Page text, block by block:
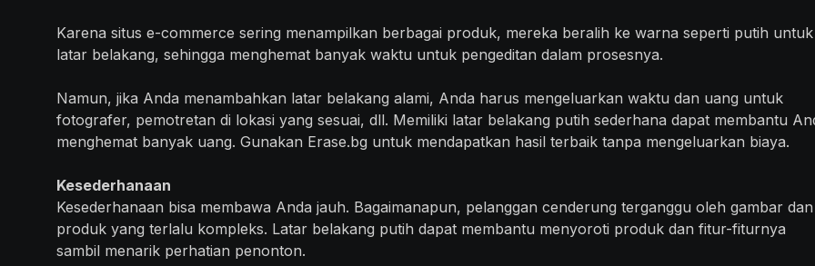
Karena situs e-commerce sering menampilkan berbagai produk, mereka beralih ke warna seperti putih untuk
latar belakang, sehingga menghemat banyak waktu untuk pengeditan dalam prosesnya.
Namun, jika Anda menambahkan latar belakang alami, Anda harus mengeluarkan waktu dan uang untuk
fotografer, pemotretan di lokasi yang sesuai, dll. Memiliki latar belakang putih sederhana dapat membantu
menghemat banyak uang. Gunakan Erase.bg untuk mendapatkan hasil terbaik tanpa mengeluarkan biaya.
Kesederhanaan
Kesederhanaan bisa membawa Anda jauh. Bagaimanapun, pelanggan cenderung terganggu oleh gambar dan
produk yang terlalu kompleks. Latar belakang putih dapat membantu menyoroti produk dan fitur-fiturnya
sambil menarik perhatian penonton.